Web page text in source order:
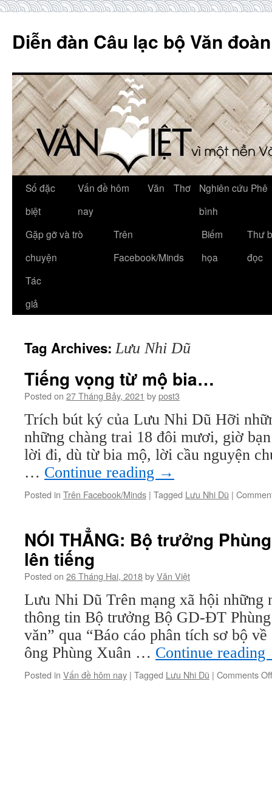
content
Diễn đàn Câu lạc bộ Văn
Số đặc
biệt
Vấn đề hôm
nay
Văn Thơ
Nghiên cứu Phê
bình
Gặp gỡ và trò
chuyện
Trên
Facebook/Minds
Biếm
họa
Thư
đọc
Tác
giả
Tag Archives:Lưu Nhi Dũ
Tiếng vọng từ mộ bia…
Posted on 27 Tháng Bảy, 2021 bypost3
Trích bút ký của Lưu Nhi Dũ Hỡi
những chàng trai 18 đôi mươi, giờ
lời đi, dù từ bia mộ, lời cầu nguyện
… Continue reading →
Posted in Trên Facebook/Minds | Tagged Lưu Nhi Dũ |
NÓI THẲNG: Bộ trưởng
lên tiếng
Posted on 26 Tháng Hai, 2018byVăn Việt
Lưu Nhi Dũ Trên mạng xã hội những
thông tin Bộ trưởng Bộ GD-ĐT
văn” qua “Báo cáo phân tích sơ bộ
ông Phùng Xuân … Continue reading
Posted in Vấn đề hôm nay | Tagged Lưu Nhi Dũ | Comments Off